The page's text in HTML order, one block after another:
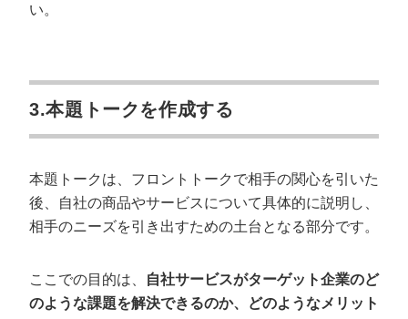
StockSun株式会社 〒160-0023 東京都新宿区西新宿3丁目8番3号 新
都心丸善ビル7階
い。
3.本題トークを作成する
本題トークは、フロントトークで相手の関心を引いた
後、自社の商品やサービスについて具体的に説明し、
相手のニーズを引き出すための土台となる部分です。
ここでの目的は、
自社サービスがターゲット企業のど
のような課題を解決できるのか、どのようなメリット